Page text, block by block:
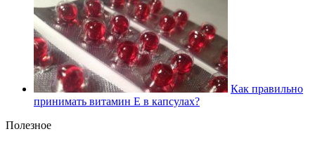
Как правильно
принимать витамин Е в капсулах?
Полезное